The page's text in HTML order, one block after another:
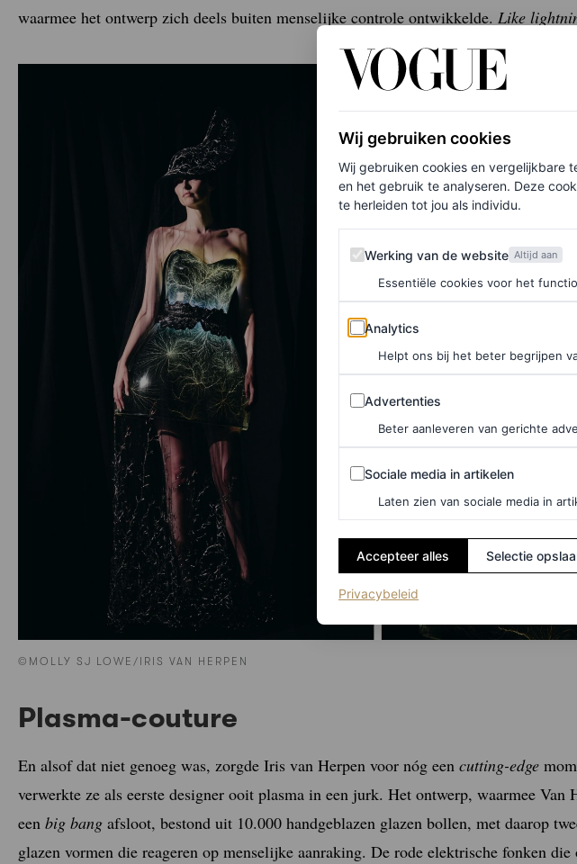
waarmee het ontwerp zich deels buiten menselijke controle ontwikkelde. Like
©MOLLY SJ LOWE/IRIS VAN HERPEN
Plasma-couture
En alsof dat niet genoeg was, zorgde Iris van Herpen voor nóg een cutting-edge
verwerkte ze als eerste designer ooit plasma in een jurk. Het ontwerp, waarmee Van
een big bang afsloot, bestond uit 10.000 handgeblazen glazen bollen, met daarop
glazen vormen die reageren op menselijke aanraking. De rode elektrische fonken
Wij gebruiken cookies
Wij gebruiken cookies en vergelijkbare
en het gebruik te analyseren. Deze
te herleiden tot jou als individu.
Werking van de website
Werking van de website Altijd aan
Essentiële cookies voor het
Analytics
Analytics
Helpt ons bij het beter begrijpen
Advertenties
Advertenties
Beter aanleveren van gerichte
Sociale media in artikelen
Sociale media in artikelen
Laten zien van sociale media in
Accepteer alles Selectie
Privacybeleid